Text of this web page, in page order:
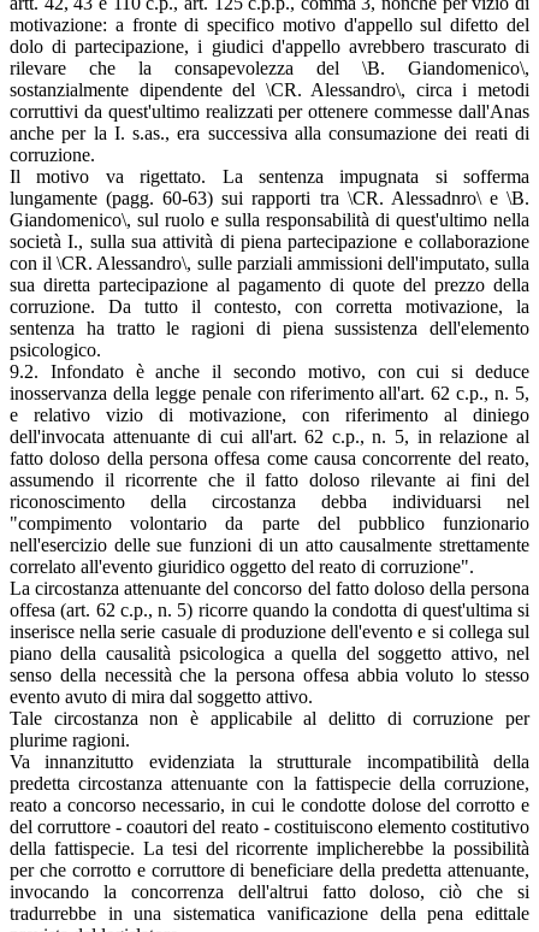
motivazione: a fronte di specifico motivo d'appello sul difetto del
dolo di partecipazione, i giudici d'appello avrebbero trascurato di
rilevare che la consapevolezza del \B. Giandomenico\,
sostanzialmente dipendente del \CR. Alessandro\, circa i metodi
corruttivi da quest'ultimo realizzati per ottenere commesse dall'Anas
anche per la I. s.as., era successiva alla consumazione dei reati di
corruzione.
Il motivo va rigettato. La sentenza impugnata si sofferma
lungamente (pagg. 60-63) sui rapporti tra \CR. Alessadnro\ e \B.
Giandomenico\, sul ruolo e sulla responsabilità di quest'ultimo nella
società I., sulla sua attività di piena partecipazione e collaborazione
con il \CR. Alessandro\, sulle parziali ammissioni dell'imputato, sulla
sua diretta partecipazione al pagamento di quote del prezzo della
corruzione. Da tutto il contesto, con corretta motivazione, la
sentenza ha tratto le ragioni di piena sussistenza dell'elemento
psicologico.
9.2. Infondato è anche il secondo motivo, con cui si deduce
inosservanza della legge penale con riferimento all'art. 62 c.p., n. 5,
e relativo vizio di motivazione, con riferimento al diniego
dell'invocata attenuante di cui all'art. 62 c.p., n. 5, in relazione al
fatto doloso della persona offesa come causa concorrente del reato,
assumendo il ricorrente che il fatto doloso rilevante ai fini del
riconoscimento della circostanza debba individuarsi nel
"compimento volontario da parte del pubblico funzionario
nell'esercizio delle sue funzioni di un atto causalmente strettamente
correlato all'evento giuridico oggetto del reato di corruzione".
La circostanza attenuante del concorso del fatto doloso della persona
offesa (art. 62 c.p., n. 5) ricorre quando la condotta di quest'ultima si
inserisce nella serie casuale di produzione dell'evento e si collega sul
piano della causalità psicologica a quella del soggetto attivo, nel
senso della necessità che la persona offesa abbia voluto lo stesso
evento avuto di mira dal soggetto attivo.
Tale circostanza non è applicabile al delitto di corruzione per
plurime ragioni.
Va innanzitutto evidenziata la strutturale incompatibilità della
predetta circostanza attenuante con la fattispecie della corruzione,
reato a concorso necessario, in cui le condotte dolose del corrotto e
del corruttore - coautori del reato - costituiscono elemento costitutivo
della fattispecie. La tesi del ricorrente implicherebbe la possibilità
per che corrotto e corruttore di beneficiare della predetta attenuante,
invocando la concorrenza dell'altrui fatto doloso, ciò che si
tradurrebbe in una sistematica vanificazione della pena edittale